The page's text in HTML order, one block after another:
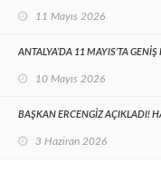
11 Mayıs 2026
ANTALYA’DA 11 MAYIS’TA
10 Mayıs 2026
BAŞKAN ERCENGİZ AÇIKLADI!
3 Haziran 2026